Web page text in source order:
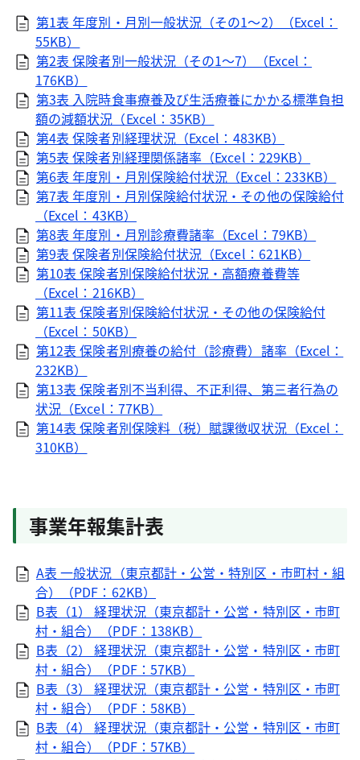
第1表 年度別・月別一般状況（その1～2）（Excel：
55KB）
第2表 保険者別一般状況（その1～7）（Excel：
176KB）
第3表 入院時食事療養及び生活療養にかかる標準負担
額の減額状況（Excel：35KB）
第4表 保険者別経理状況（Excel：483KB）
第5表 保険者別経理関係諸率（Excel：229KB）
第6表 年度別・月別保険給付状況（Excel：233KB）
第7表 年度別・月別保険給付状況・その他の保険給付
（Excel：43KB）
第8表 年度別・月別診療費諸率（Excel：79KB）
第9表 保険者別保険給付状況（Excel：621KB）
第10表 保険者別保険給付状況・高額療養費等
（Excel：216KB）
第11表 保険者別保険給付状況・その他の保険給付
（Excel：50KB）
第12表 保険者別療養の給付（診療費）諸率（Excel：
232KB）
第13表 保険者別不当利得、不正利得、第三者行為の
状況（Excel：77KB）
第14表 保険者別保険料（税）賦課徴収状況（Excel：
310KB）
事業年報集計表
A表 一般状況（東京都計・公営・特別区・市町村・組
合）（PDF：62KB）
B表（1） 経理状況（東京都計・公営・特別区・市町
村・組合）（PDF：138KB）
B表（2） 経理状況（東京都計・公営・特別区・市町
村・組合）（PDF：57KB）
B表（3） 経理状況（東京都計・公営・特別区・市町
村・組合）（PDF：58KB）
B表（4） 経理状況（東京都計・公営・特別区・市町
村・組合）（PDF：57KB）